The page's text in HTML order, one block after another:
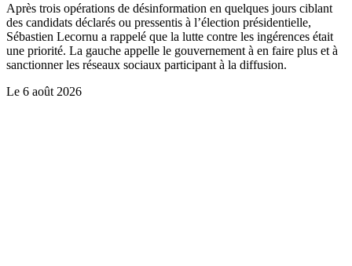
Après trois opérations de désinformation en quelques jours ciblant
des candidats déclarés ou pressentis à l’élection présidentielle,
Sébastien Lecornu a rappelé que la lutte contre les ingérences était
une priorité. La gauche appelle le gouvernement à en faire plus et à
sanctionner les réseaux sociaux participant à la diffusion.
Le 6 août 2026